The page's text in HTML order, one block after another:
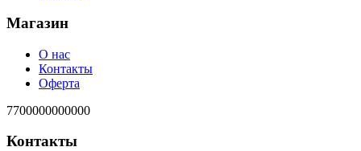
Магазин
О нас
Контакты
Оферта
7700000000000
Контакты